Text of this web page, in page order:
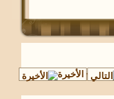
الأخيرة